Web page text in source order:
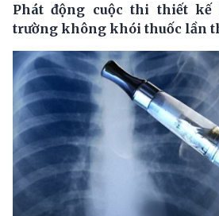
Phát động cuộc thi thiết
trường không khói thuốc lần